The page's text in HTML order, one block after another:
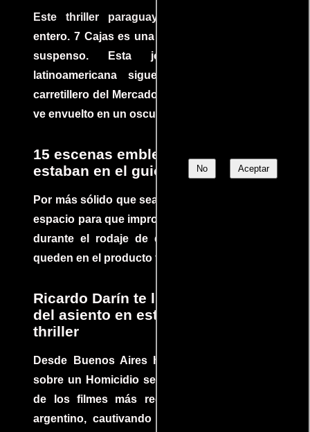
No Aceptar
Este thriller paraguayo cautivó al mundo
entero. 7 Cajas es una explosión de acción y
suspenso. Esta joya cinematográfica
latinoamericana sigue la historia de un
carretillero del Mercado 4 de Asunción que se
ve envuelto en un oscuro mundo de crimen
15 escenas emblemáticas que no
estaban en el guion
Por más sólido que sea un guión siempre hay
espacio para que improvisaciones que se dan
durante el rodaje de determinadas escenas
queden en el producto final.
Ricardo Darín te llevará al borde
del asiento en este increíble
thriller
Desde Buenos Aires hasta el mundo, Tesis
sobre un Homicidio se ha convertido en uno
de los filmes más recomendados del cine
argentino, cautivando audiencias y dejando